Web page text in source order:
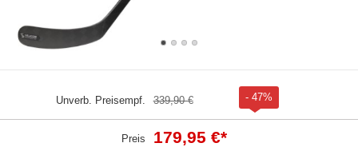
Unverb. Preisempf. 339,90 € - 47%
Preis 179,95 €*